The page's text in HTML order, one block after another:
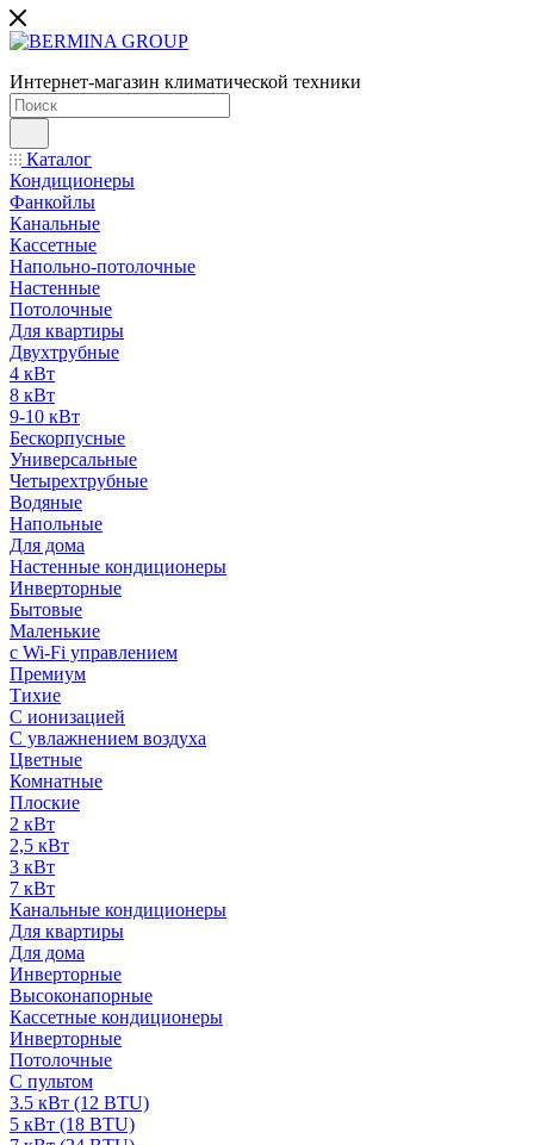
Интернет-магазин климатической техники
Каталог
Кондиционеры
Фанкойлы
Канальные
Кассетные
Напольно-потолочные
Настенные
Потолочные
Для квартиры
Двухтрубные
4 кВт
8 кВт
9-10 кВт
Бескорпусные
Универсальные
Четырехтрубные
Водяные
Напольные
Для дома
Настенные кондиционеры
Инверторные
Бытовые
Маленькие
с Wi-Fi управлением
Премиум
Тихие
С ионизацией
С увлажнением воздуха
Цветные
Комнатные
Плоские
2 кВт
2,5 кВт
3 кВт
7 кВт
Канальные кондиционеры
Для квартиры
Для дома
Инверторные
Высоконапорные
Кассетные кондиционеры
Инверторные
Потолочные
С пультом
3.5 кВт (12 BTU)
5 кВт (18 BTU)